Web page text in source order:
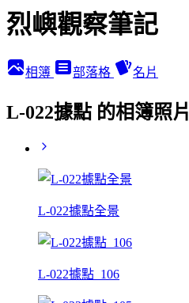
烈嶼觀察筆記
相簿 部落格 名片
L-022據點 的相簿照片
L-022據點全景
L-022據點_106